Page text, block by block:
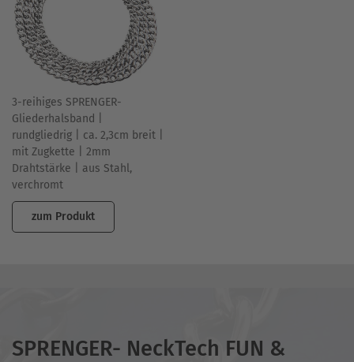
3-reihiges SPRENGER-
Gliederhalsband |
rundgliedrig | ca. 2,3cm breit |
mit Zugkette | 2mm
Drahtstärke | aus Stahl,
verchromt
zum Produkt
SPRENGER- NeckTech FUN &